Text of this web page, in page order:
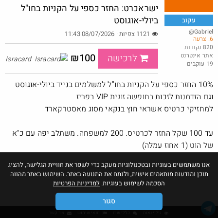
משקל אדם משוכלל בפחות ממחיר מנת פלאפל
$6.1
@MeirCohen40
· ·
אנו משתמשים בעוגיות ובטכנולוגיות מעקב כדי לשפר את חוויית הגלישה, להציג
תוכן ומודעות מותאמים אישית, ולנתח את התנועה באתר. השימוש באתר מהווה
הסכמה לשימוש בעוגיות. למדיניות הפרטיות
סגור
עקוב
@Gabriel
6. צרעה
820 נקודות
אתר אינטרנט
19 עוקבים
ישראכרט: החזר כספי על הקניות בחו"ל
ביולי-אוגוסט
לרכישה ₪100
Isracard
10% החזר כספי על הקניות בחו"ל למשלמים בנייד ביולי-אוגוסט
וגם הזדמנות לזכות בחופשה זוגית VIP בפריז
למחזיקי כרטיס אשראי חוץ בנקאי מסוג מאסטרקארד
עד 100 שקל החזר לכרטיס. 200 למשפחה. משתלב יפה עם כ"א
של הוט (1 אחוז עמלה)